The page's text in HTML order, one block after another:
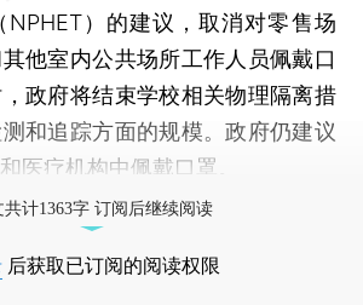
NPHET）的建议，取消对零售场
他室内公共场所工作人员佩戴口
政府将结束学校相关物理隔离措
和追踪方面的规模。政府仍建议
医疗机构中佩戴口罩。
共计1363字 订阅后继续阅读
后获取已订阅的阅读权限